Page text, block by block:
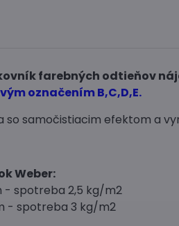
farebných odtieňov
označením B,C,D,E.
so samočistiacim efektom a
Weber:
- spotreba 2,5 kg/m2
- spotreba 3 kg/m2